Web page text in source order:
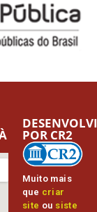
Muito mais
que criar
site ou siste
POR CR2